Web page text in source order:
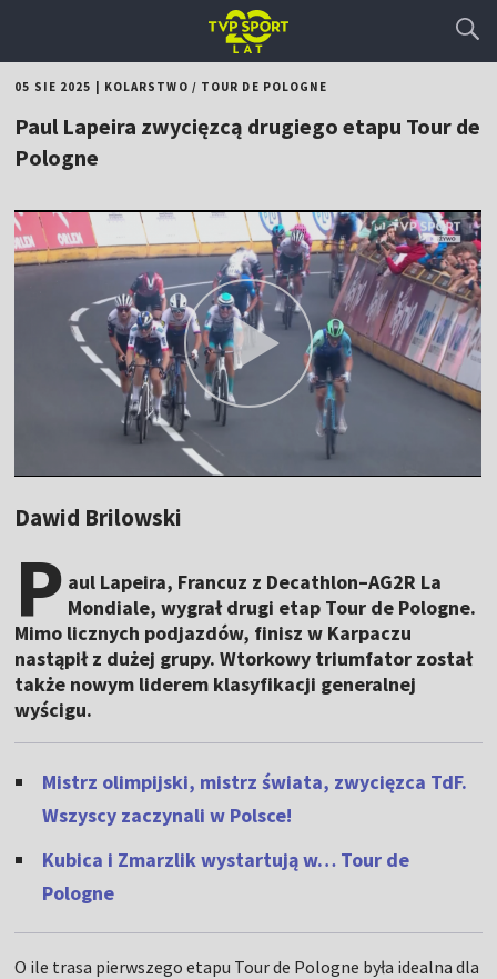
05 SIE 2025 KOLARSTWO / TOUR DE POLOGNE
Paul Lapeira zwycięzcą drugiego etapu Tour de
Pologne
Dawid Brilowski
P aul Lapeira, Francuz z Decathlon–AG2R La
Mondiale, wygrał drugi etap Tour de Pologne.
Mimo licznych podjazdów, finisz w Karpaczu
nastąpił z dużej grupy. Wtorkowy triumfator został
także nowym liderem klasyfikacji generalnej
wyścigu.
Mistrz olimpijski, mistrz świata, zwycięzca TdF.
Wszyscy zaczynali w Polsce!
Kubica i Zmarzlik wystartują w… Tour de
Pologne
O ile trasa pierwszego etapu Tour de Pologne była idealna dla